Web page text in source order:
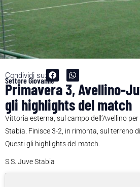
Condividi su:
Settore Giovanile
Primavera 3, Avellino-
gli highlights del match
Vittoria esterna, sul campo dell’Avellino
Stabia. Finisce 3-2, in rimonta, sul terreno
Questi gli highlights del match.
S.S. Juve Stabia